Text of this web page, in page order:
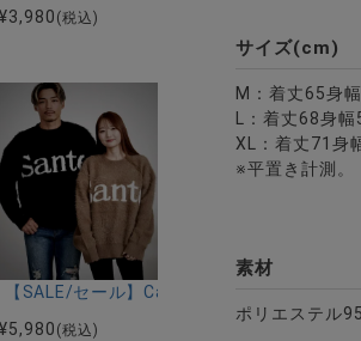
長袖/全2色
ング千鳥長袖タートルTシャツ/全3色
キャバリア)リップル長袖カーディガン/全
¥3,980 (税込)
色
チェック切替クルー/全4色
キャバリア)フェイクスウェードクルーネ
【SALE/セール】CavariA(キャバリア
¥5,980 (税込)
サイズ(cm)
M：着丈65身
L：着丈68身
XL：着丈71身
※平置き計測。
素材
ポリエステル